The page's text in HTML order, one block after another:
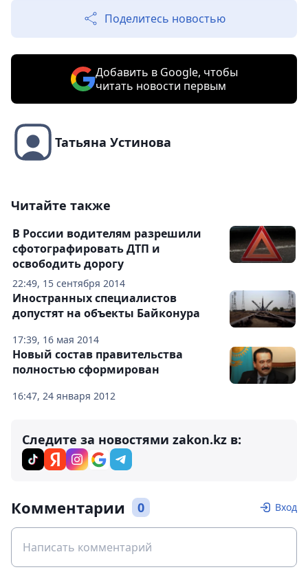
Поделитесь новостью
Добавить в Google, чтобы
читать новости первым
Татьяна Устинова
Читайте также
22:49, 15 сентября 2014
В России водителям разрешили
сфотографировать ДТП и
освободить дорогу
17:39, 16 мая 2014
Иностранных специалистов
допустят на объекты Байконура
16:47, 24 января 2012
Новый состав правительства
полностью сформирован
Следите за новостями zakon.kz в:
Комментарии 0 Вход